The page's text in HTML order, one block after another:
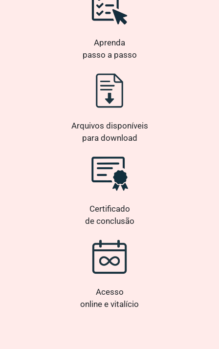
Aprenda
passo a passo
Arquivos disponíveis
para download
Certificado
de conclusão
Acesso
online e vitalício